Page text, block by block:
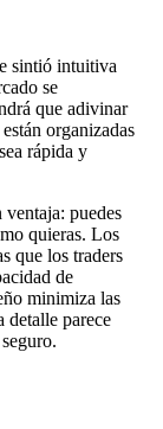
sintió intuitiva
se
que adivinar
organizadas
rápida y
puedes
quieras. Los
que los traders
de
minimiza las
detalle parece